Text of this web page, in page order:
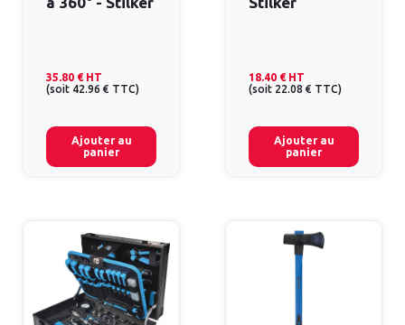
35.80 € HT
(soit 42.96 € TTC)
Ajouter au
panier
18.40 € HT
(soit 22.08 € TTC)
Ajouter au
panier